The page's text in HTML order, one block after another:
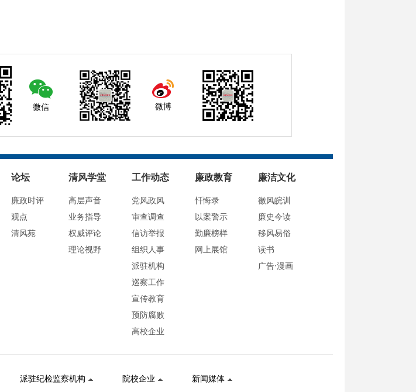
微信 微博
论坛
廉政时评
观点
清风苑
清风学堂
高层声音
业务指导
权威评论
理论视野
工作动态
党风政风
审查调查
信访举报
组织人事
派驻机构
巡察工作
宣传教育
预防腐败
高校企业
廉政教育
忏悔录
以案警示
勤廉榜样
网上展馆
廉洁文化
徽风皖训
廉史今读
移风易俗
读书
广告·漫画
派驻纪检监察机构 院校企业 新闻媒体